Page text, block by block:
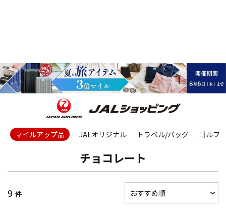
マイルアップ品 JALオリジナル トラベル/バッグ ゴルフ
チョコレート
9 件